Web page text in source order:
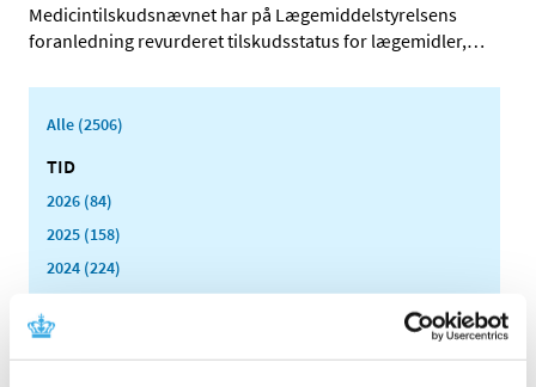
Medicintilskudsnævnet har på Lægemiddelstyrelsens
foranledning revurderet tilskudsstatus for lægemidler,…
Alle (2506)
TID
2026 (84)
2025 (158)
2024 (224)
2023 (195)
2022 (197)
2021 (516)